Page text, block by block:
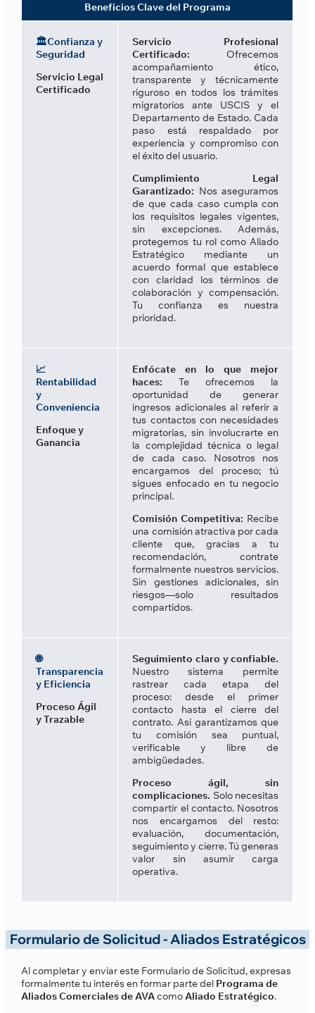
Beneficios Clave del Programa
🏛️Confianza y
Seguridad
Servicio Legal
Certificado
Servicio Profesional
Certificado: Ofrecemos
acompañamiento ético,
transparente y técnicamente
riguroso en todos los trámites
migratorios ante USCIS y el
Departamento de Estado. Cada
paso está respaldado por
experiencia y compromiso con
el éxito del usuario.
Cumplimiento Legal
Garantizado: Nos aseguramos
de que cada caso cumpla con
los requisitos legales vigentes,
sin excepciones. Además,
protegemos tu rol como Aliado
Estratégico mediante un
acuerdo formal que establece
con claridad los términos de
colaboración y compensación.
Tu confianza es nuestra
prioridad.
📈
Rentabilidad
y
Conveniencia
Enfoque y
Ganancia
Enfócate en lo que mejor
haces: Te ofrecemos la
oportunidad de generar
ingresos adicionales al referir a
tus contactos con necesidades
migratorias, sin involucrarte en
la complejidad técnica o legal
de cada caso. Nosotros nos
encargamos del proceso; tú
sigues enfocado en tu negocio
principal.
Comisión Competitiva: Recibe
una comisión atractiva por cada
cliente que, gracias a tu
recomendación, contrate
formalmente nuestros servicios.
Sin gestiones adicionales, sin
riesgos—solo resultados
compartidos.
🌐
Transparencia
y Eficiencia
Proceso Ágil
y Trazable
Seguimiento claro y confiable.
Nuestro sistema permite
rastrear cada etapa del
proceso: desde el primer
contacto hasta el cierre del
contrato. Así garantizamos que
tu comisión sea puntual,
verificable y libre de
ambigüedades.
Proceso ágil, sin
complicaciones. Solo necesitas
compartir el contacto. Nosotros
nos encargamos del resto:
evaluación, documentación,
seguimiento y cierre. Tú generas
valor sin asumir carga
operativa.
Formulario de Solicitud - Aliados Estratégicos
Al completar y enviar este Formulario de Solicitud, expresas
formalmente tu interés en formar parte del Programa de
Aliados Comerciales de AVAcomoAliado Estratégico.